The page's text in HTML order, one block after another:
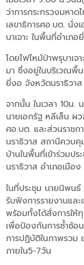
ว่าการกระทรวงมหา
เลขาธิการศอ.บต. นั่ง
บาเจาะ ในพื้นที่อำเภ
โดยไฟไหม้ป่าพรุบาเ
มา ซึ่งอยู่ในบริเวณพื้
ยี่งอ จังหวัดนราธิวาส
จากนั้น ในเวลา 10
นายเอกรัฐ หลีเส็น ผ
ศอ.บต. และส่วนราช
นราธิวาส สถานีควบ
บ้านในพื้นที่เข้าร่วมป
นราธิวาส อำเภอเมือ
ในที่ประชุม นายนิพน
รับฟังการรายงานแล
พร้อมทั้งได้สั่งการใ
เพื่อป้องกันการซ้ำซ้อ
การปฏิบัติในภาพรวม
ภายใน5-7วัน